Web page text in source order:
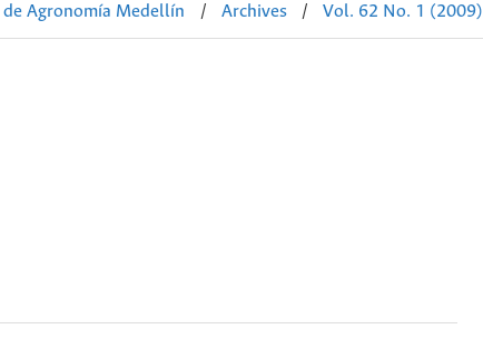
de Agronomía Medellín / Archives / Vol. 62 No. 1 (2009)